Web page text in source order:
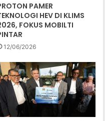
PAMER
HEV DI KLIMS
FOKUS MOBILTI
12/06/2026